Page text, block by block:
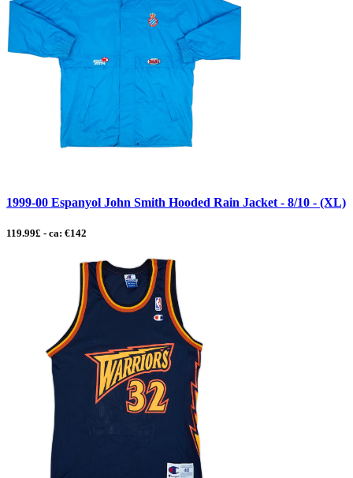
1999-00 Espanyol John Smith Hooded Rain Jacket - 8/10 - (XL)
119.99£ - ca: €142